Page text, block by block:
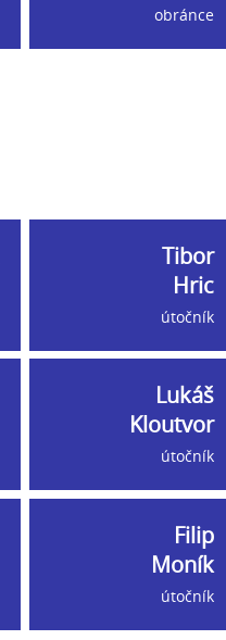
obránce
Tibor
Hric
útočník
Lukáš
Kloutvor
útočník
Filip
Moník
útočník